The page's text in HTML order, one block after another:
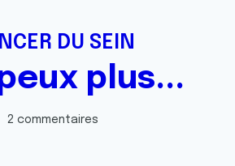
DU SEIN
plus...
2 commentaires